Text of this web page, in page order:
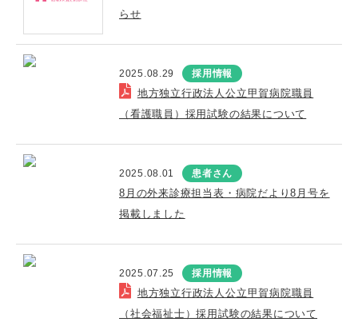
らせ
2025.08.29 採用情報
地方独立行政法人公立甲賀病院職員
（看護職員）採用試験の結果について
2025.08.01 患者さん
8月の外来診療担当表・病院だより8月号を
掲載しました
2025.07.25 採用情報
地方独立行政法人公立甲賀病院職員
（社会福祉士）採用試験の結果について